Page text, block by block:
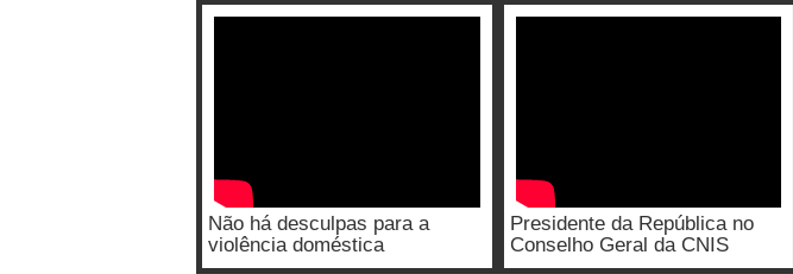
Não há desculpas para a
violência doméstica
Presidente da República no
Conselho Geral da CNIS